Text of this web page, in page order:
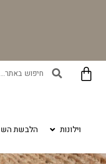
וילונות הלבשת